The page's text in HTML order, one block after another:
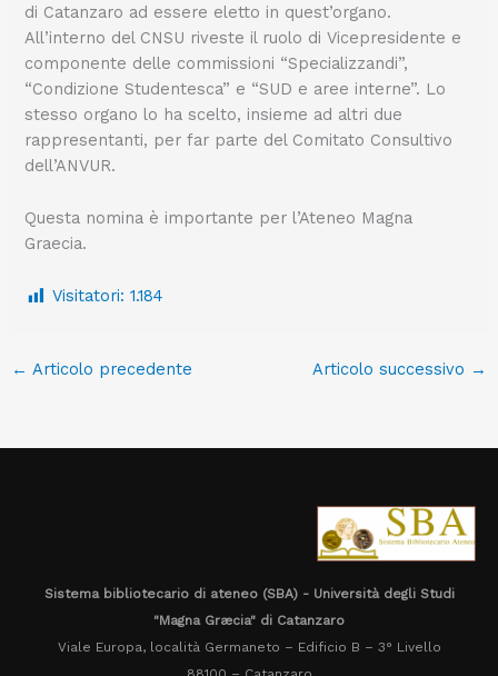
di Catanzaro ad essere eletto in quest’organo.
All’interno del CNSU riveste il ruolo di Vicepresidente e
componente delle commissioni “Specializzandi”,
“Condizione Studentesca” e “SUD e aree interne”. Lo
stesso organo lo ha scelto, insieme ad altri due
rappresentanti, per far parte del Comitato Consultivo
dell’ANVUR.
Questa nomina è importante per l’Ateneo Magna
Graecia.
Visitatori: 1.184
← Articolo precedente Articolo successivo →
Sistema bibliotecario di ateneo (SBA) - Università degli Studi
"Magna Græcia" di Catanzaro
Viale Europa, località Germaneto – Edificio B – 3° Livello